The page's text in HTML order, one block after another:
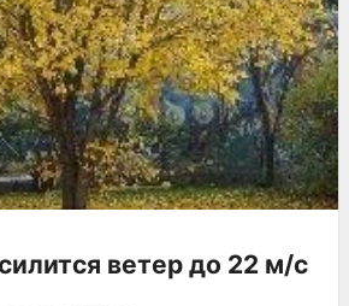
ветер до 22 м/с